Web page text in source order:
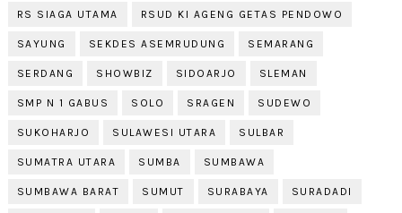
RS SIAGA UTAMA RSUD KI AGENG GETAS PENDOWO
SAYUNG SEKDES ASEMRUDUNG SEMARANG
SERDANG SHOWBIZ SIDOARJO SLEMAN
SMP N 1 GABUS SOLO SRAGEN SUDEWO
SUKOHARJO SULAWESI UTARA SULBAR
SUMATRA UTARA SUMBA SUMBAWA
SUMBAWA BARAT SUMUT SURABAYA SURADADI